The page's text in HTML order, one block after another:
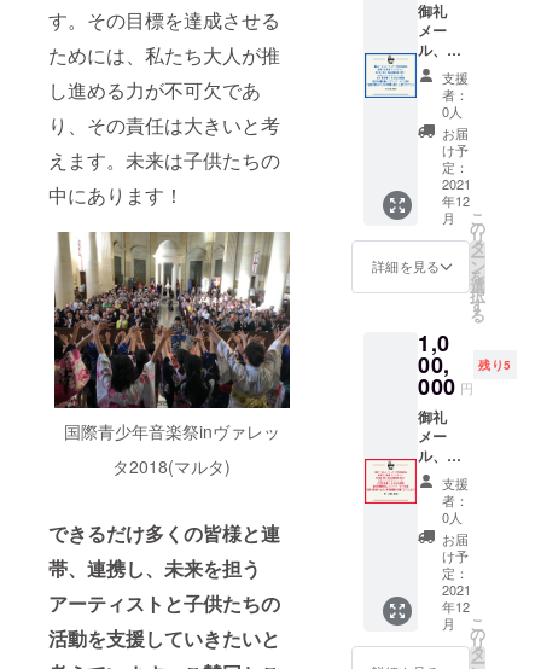
す。その目標を達成させる
ためには、私たち大人が推
し進める力が不可欠であ
り、その責任は大きいと考
えます。未来は子供たちの
中にあります！
国際青少年音楽祭inヴァレッ
タ2018(マルタ)
できるだけ多くの皆様と連
帯、連携し、未来を担う
アーティストと子供たちの
活動を支援していきたいと
トフェ
スティ
バル、
プロ
ジェク
ト主催
者たち
の来日
の機会
に、彼
らの活
動を幅
広い
方々に
発信す
る「プ
テー
ション
＆交流
会」を
開催し
ていま
す。
「欧州
文化首
都」や
各都市
の特
徴、取
り組み
を知
り、現
地担当
送）、
公式報
告書に
お名前
掲載（※
支援
時、必
ず備考
欄にご
希望の
お名前
をご記
入くだ
さ
い。）
、 駐日
主催レ
セプ
ショ
ン ペ
アご招
待
（2022
年1月以
降／東
京都内
開催予
定） 〇
当委員
会メン
バーを
務める
駐日
S/M/Lサ
イズ。※
サイズ
は選べ
ませ
ん)、 第
29回～
第31回
公式報
告書
（2022
年5月第
29回発
送、
2023年
5月第30
送、
2024年
第31回
発
送）、
公式報
告書に
お名前
掲載（※
支援
時、必
ず備考
欄にご
希望の
お名前
をご記
入くだ
御礼
メー
ル、
ニュー
スレ
ター
（毎月
10日配
信）、
欧州文
化首都
グッズ
セット
（Tシャ
ツ含む3
点セッ
シャツ
は大人
男女兼
用、
S/M/Lサ
イズ。※
サイズ
は選べ
ませ
ん)、 第
29回～
第31回
公式報
告書
（2022
年5月第
29回発
支援
者：
0人
お届
け予
定：
2021
年12
月
詳細を見る
こ
の
リ
タ
ー
ン
を
選
択
す
る
1,0
00,
000 円
残り5
御礼
メー
ル、
ニュー
スレ
ター
（毎月
10日配
信）、
欧州文
化首都
グッズ
セット
支援
者：
0人
お届
け予
定：
2021
年12
月
こ
の
リ
タ
ー